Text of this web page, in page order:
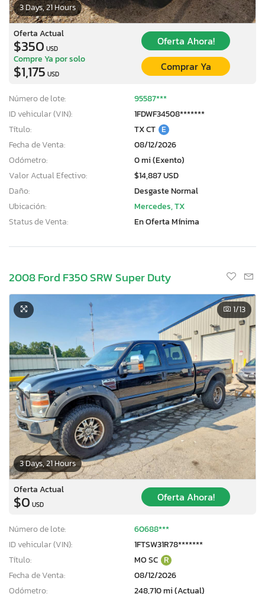
3 Days, 21 Hours
Oferta Actual
$350 USD
Oferta Ahora!
Compre Ya por solo
$1,175 USD
Comprar Ya
Número de lote:
95587***
ID vehicular (VIN):
1FDWF34508*******
Título:
TX CT E
Fecha de Venta:
08/12/2026
Odómetro:
0 mi (Exento)
Valor Actual Efectivo:
$14,887 USD
Daño:
Desgaste Normal
Ubicación:
Mercedes, TX
Status de Venta:
En Oferta Mínima
2008 Ford F350 SRW Super Duty
3 Days, 21 Hours
1/13
Oferta Actual
$0 USD
Oferta Ahora!
Número de lote:
60688***
ID vehicular (VIN):
1FTSW31R78*******
Título:
MO SC R
Fecha de Venta:
08/12/2026
Odómetro:
248,710 mi (Actual)